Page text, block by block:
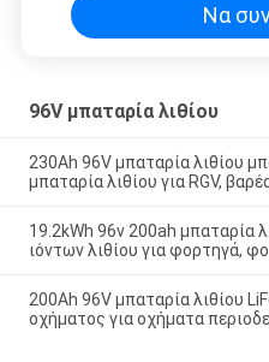
Να
96V μπαταρία λιθίου
230Ah 96V μπαταρία λιθίου
μπαταρία λιθίου για RGV,
19.2kWh 96v 200ah μπαταρία
ιόντων λιθίου για φορτηγά,
200Ah 96V μπαταρία λιθίου
οχήματος για οχήματα